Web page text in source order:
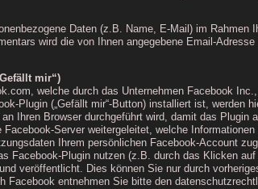
Daten (z.B. Name, E-Mail) im
wird die von Ihnen angegebene Email-
mir“)
welche durch das Unternehmen Facebook
Plugin („Gefällt mir“-Button) installiert ist, werden
Ihren Browser durchgeführt wird, damit das Plugin
Server weitergeleitet, welche
Ihrem persönlichen Facebook-Account
Facebook-Plugin nutzen (z.B. durch das Klicken
veröffentlicht. Dies können Sie nur durch
Facebook entnehmen Sie bitte den